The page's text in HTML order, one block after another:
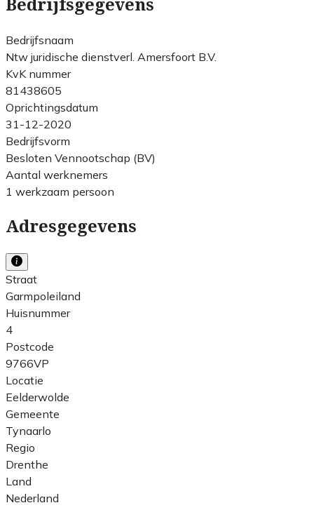
Bedrijfsgegevens
Bedrijfsnaam
Ntw juridische dienstverl. Amersfoort B.V.
KvK nummer
81438605
Oprichtingsdatum
31-12-2020
Bedrijfsvorm
Besloten Vennootschap (BV)
Aantal werknemers
1 werkzaam persoon
Adresgegevens
Straat
Garmpoleiland
Huisnummer
4
Postcode
9766VP
Locatie
Eelderwolde
Gemeente
Tynaarlo
Regio
Drenthe
Land
Nederland